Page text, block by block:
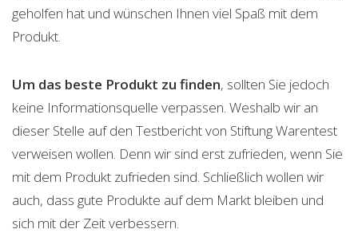
geholfen hat und wünschen Ihnen viel Spaß mit dem
Produkt.
Um das beste Produkt zu finden, sollten Sie jedoch
keine Informationsquelle verpassen. Weshalb wir an
dieser Stelle auf den Testbericht von Stiftung Warentest
verweisen wollen. Denn wir sind erst zufrieden, wenn Sie
mit dem Produkt zufrieden sind. Schließlich wollen wir
auch, dass gute Produkte auf dem Markt bleiben und
sich mit der Zeit verbessern.